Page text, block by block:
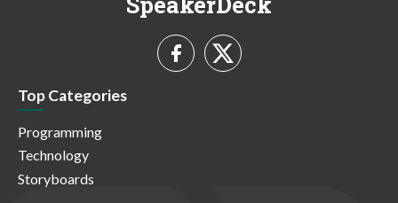
Top Categories
Programming
Technology
Storyboards